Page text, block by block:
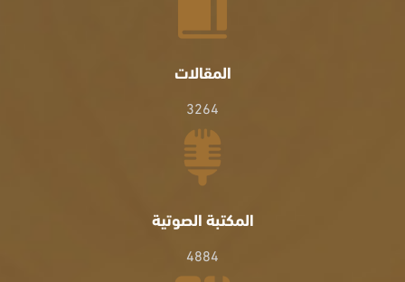
المقالات
3264
المكتبة الصوتية
4884